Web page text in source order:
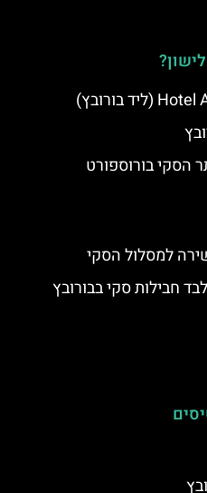
הסקי בורוספורט
למסלול הסקי
חבילות סקי בבורובץ